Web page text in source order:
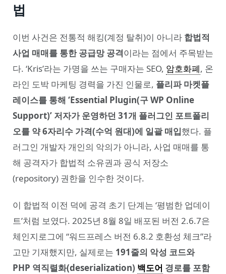
법
이번 사건은 전통적 해킹(계정 탈취)이 아니라 합법적
사업 매매를 통한 공급망 공격이라는 점에서 주목받는
다. ‘Kris’라는 가명을 쓰는 구매자는 SEO, 암호화폐, 온
라인 도박 마케팅 경력을 가진 인물로, 플리파 마켓플
레이스를 통해 ‘Essential Plugin(구 WP Online
Support)’ 저자가 운영하던 31개 플러그인 포트폴리
오를 약 6자리수 가격(수억 원대)에 일괄 매입했다. 플
러그인 개발자 개인의 악의가 아니라, 사업 매매를 통
해 공격자가 합법적 소유권과 공식 저장소
(repository) 권한을 인수한 것이다.
이 합법적 이전 덕에 공격 초기 단계는 ‘평범한 업데이
트’처럼 보였다. 2025년 8월 8일 배포된 버전 2.6.7은
체인지로그에 “워드프레스 버전 6.8.2 호환성 체크”라
고만 기재했지만, 실제로는 191줄의 악성 코드와
PHP 역직렬화(deserialization) 백도어 경로를 포함